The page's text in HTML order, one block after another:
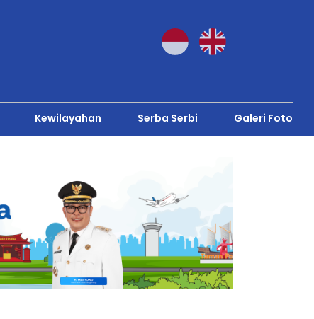
Kewilayahan Serba Serbi Galeri Foto